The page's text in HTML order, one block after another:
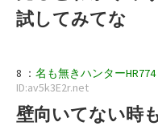
試してみてな
8 ： 名も無きハンターHR774
ID:av5k3E2r.net
壁向いてない時